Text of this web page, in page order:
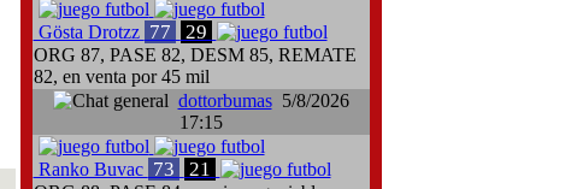
Gösta Drotzz 77 29
ORG 87, PASE 82, DESM 85, REMATE
82, en venta por 45 mil
dottorbumas5/8/2026
17:15
Ranko Buvac 73 21